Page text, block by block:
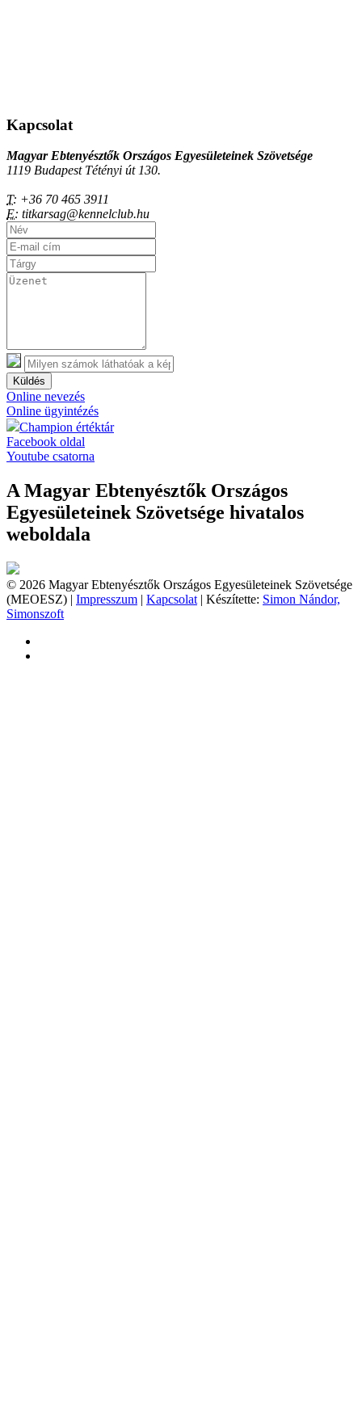
Kapcsolat
Magyar Ebtenyésztők Országos Egyesületeinek Szövetsége
1119 Budapest Tétényi út 130.
T: +36 70 465 3911
E: titkarsag@kennelclub.hu
Küldés
Online nevezés
Online ügyintézés
Champion értéktár
Facebook oldal
Youtube csatorna
A Magyar Ebtenyésztők Országos
Egyesületeinek Szövetsége hivatalos
weboldala
© 2026 Magyar Ebtenyésztők Országos Egyesületeinek Szövetsége
(MEOESZ) | Impresszum | Kapcsolat | Készítette: Simon Nándor,
Simonszoft